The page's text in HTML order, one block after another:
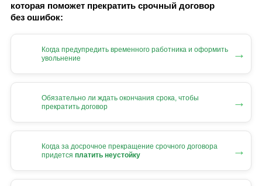
которая поможет прекратить срочный договор
без ошибок:
Когда предупредить временного работника и оформить
увольнение
→
Обязательно ли ждать окончания срока, чтобы
прекратить договор
→
Когда за досрочное прекращение срочного договора
придется платить неустойку →